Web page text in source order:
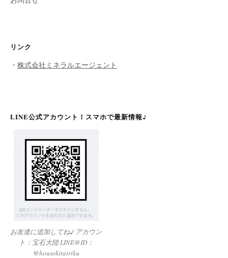
リンク
・ 株式会社ミネラルエージェント
LINE公式アカウント！スマホで最新情報♪
お友達に追加してね♪ アカウン
ト：宝石大陸 LINE@ID：
@housekitairiku